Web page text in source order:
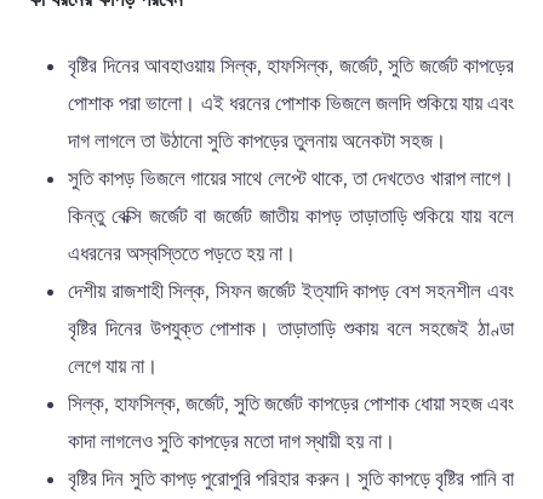
বৃষ্টির দিনের আবহাওয়ায় সিল্ক, হাফসিল্ক, জর্জেট, সুতি জর্জেট কাপড়ের
পোশাক পরা ভালো। এই ধরনের পোশাক ভিজলে জলদি শুকিয়ে যায় এবং
দাগ লাগলে তা উঠানো সুতি কাপড়ের তুলনায় অনেকটা সহজ।
সুতি কাপড় ভিজলে গায়ের সাথে লেপ্টে থাকে, তা দেখতেও খারাপ লাগে।
কিন্তু বেক্সি জর্জেট বা জর্জেট জাতীয় কাপড় তাড়াতাড়ি শুকিয়ে যায় বলে
এধরনের অস্বস্তিতে পড়তে হয় না।
দেশীয় রাজশাহী সিল্ক, সিফন জর্জেট ইত্যাদি কাপড় বেশ সহনশীল এবং
বৃষ্টির দিনের উপযুক্ত পোশাক। তাড়াতাড়ি শুকায় বলে সহজেই ঠাণ্ডা
লেগে যায় না।
সিল্ক, হাফসিল্ক, জর্জেট, সুতি জর্জেট কাপড়ের পোশাক ধোয়া সহজ এবং
কাদা লাগলেও সুতি কাপড়ের মতো দাগ স্থায়ী হয় না।
বৃষ্টির দিন সুতি কাপড় পুরোপুরি পরিহার করুন। সুতি কাপড়ে বৃষ্টির পানি বা